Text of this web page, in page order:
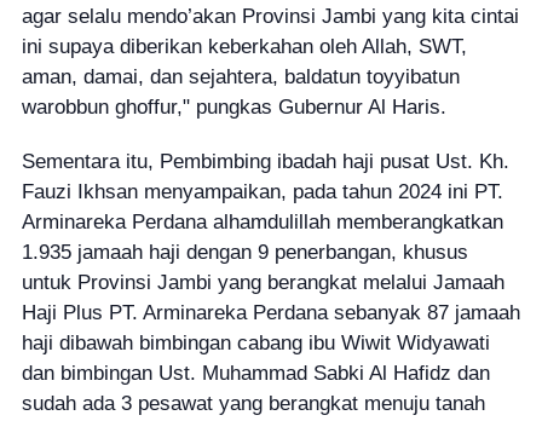
agar selalu mendo’akan Provinsi Jambi yang kita cintai
ini supaya diberikan keberkahan oleh Allah, SWT,
aman, damai, dan sejahtera, baldatun toyyibatun
warobbun ghoffur," pungkas Gubernur Al Haris.
Sementara itu, Pembimbing ibadah haji pusat Ust. Kh.
Fauzi Ikhsan menyampaikan, pada tahun 2024 ini PT.
Arminareka Perdana alhamdulillah memberangkatkan
1.935 jamaah haji dengan 9 penerbangan, khusus
untuk Provinsi Jambi yang berangkat melalui Jamaah
Haji Plus PT. Arminareka Perdana sebanyak 87 jamaah
haji dibawah bimbingan cabang ibu Wiwit Widyawati
dan bimbingan Ust. Muhammad Sabki Al Hafidz dan
sudah ada 3 pesawat yang berangkat menuju tanah